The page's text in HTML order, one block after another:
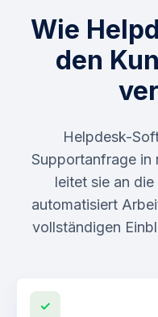
Wie
den
Helpdesk-
Supportanfrage in
leitet sie an
automatisiert
vollständigen
✓